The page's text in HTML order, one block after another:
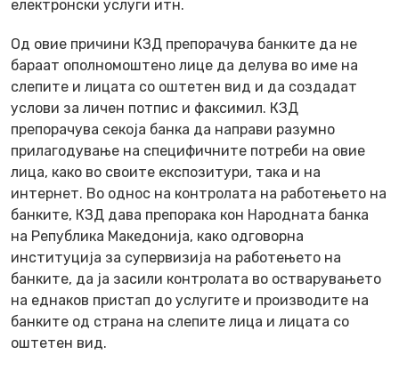
електронски услуги итн.
Од овие причини КЗД препорачува банките да не
бараат ополномоштено лице да делува во име на
слепите и лицата со оштетен вид и да создадат
услови за личен потпис и факсимил. КЗД
препорачува секоја банка да направи разумно
прилагодување на специфичните потреби на овие
лица, како во своите експозитури, така и на
интернет. Во однос на контролата на работењето на
банките, КЗД дава препорака кон Народната банка
на Република Македонија, како одговорна
институција за супервизија на работењето на
банките, да ја засили контролата во остварувањето
на еднаков пристап до услугите и производите на
банките од страна на слепите лица и лицата со
оштетен вид.